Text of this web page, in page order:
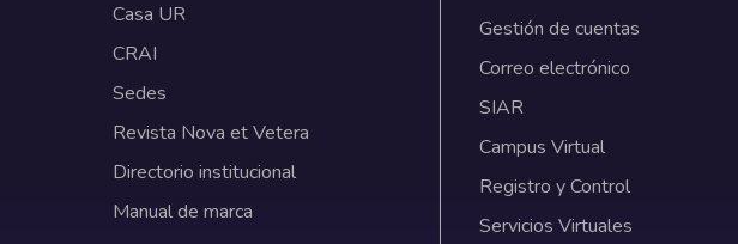
Casa UR
CRAI
Sedes
Revista Nova et Vetera
Directorio institucional
Manual de marca
Gestión de cuentas
Correo electrónico
SIAR
Campus Virtual
Registro y Control
Servicios Virtuales